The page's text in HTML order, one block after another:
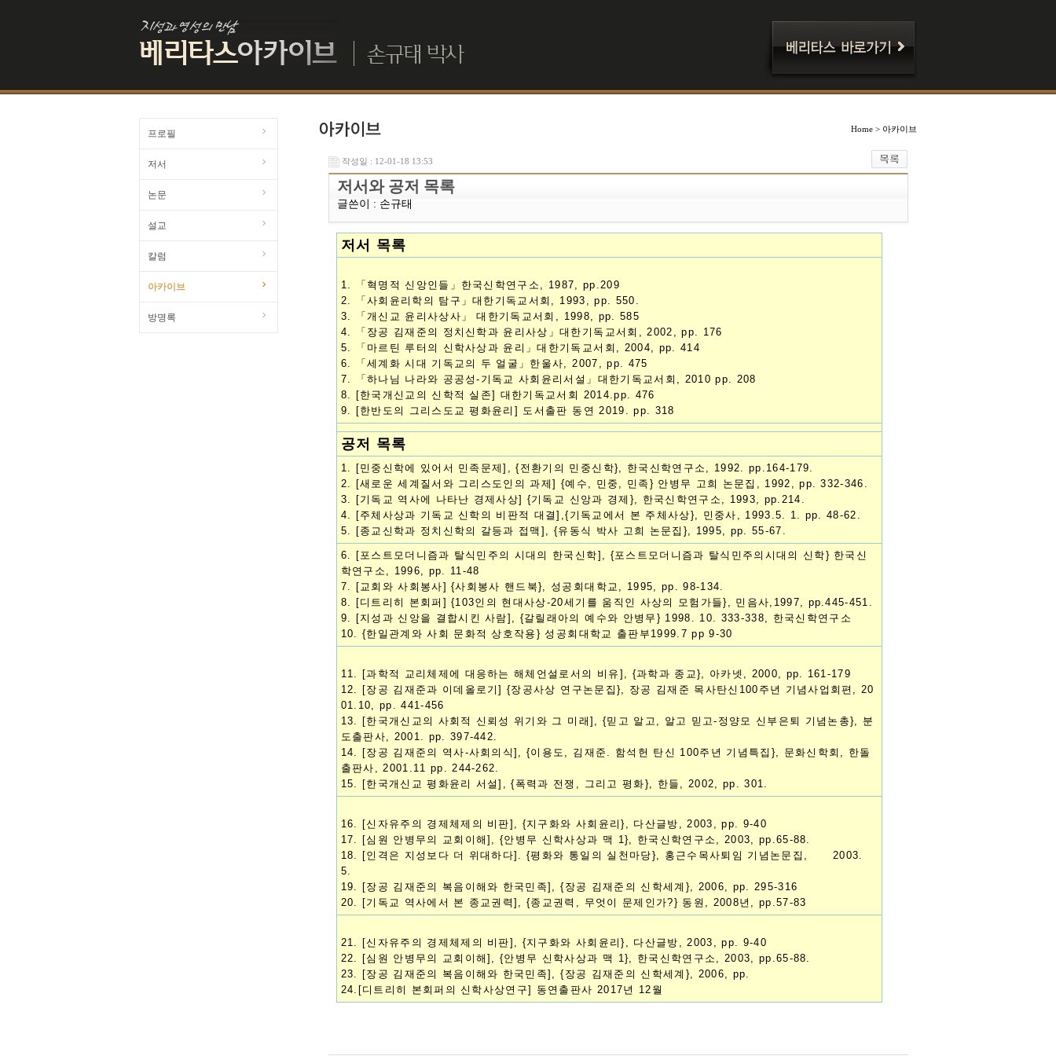
프로필
저서
논문
설교
칼럼
아카이브
방명록
Home > 아카이브
작성일 : 12-01-18 13:53
저서와 공저 목록
글쓴이 : 손규태
저서 목록
1. 「혁명적 신앙인들」한국신학연구소, 1987, pp.209
2. 「사회윤리학의 탐구」대한기독교서회, 1993, pp. 550.
3. 「개신교 윤리사상사」 대한기독교서회, 1998, pp. 585
4. 「장공 김재준의 정치신학과 윤리사상」대한기독교서회, 2002, pp. 176
5. 「마르틴 루터의 신학사상과 윤리」대한기독교서회, 2004, pp. 414
6. 「세계화 시대 기독교의 두 얼굴」한울사, 2007, pp. 475
7. 「하나님 나라와 공공성-기독교 사회윤리서설」대한기독교서회, 2010 pp. 208
8. [한국개신교의 신학적 실존] 대한기독교서회 2014.pp. 476
9. [한반도의 그리스도교 평화윤리] 도서출판 동연 2019. pp. 318
공저 목록
1. [민중신학에 있어서 민족문제], {전환기의 민중신학}, 한국신학연구소, 1992. pp.164-179.
2. [새로운 세계질서와 그리스도인의 과제] {예수, 민중, 민족} 안병무 고희 논문집, 1992, pp. 332-346.
3. [기독교 역사에 나타난 경제사상] {기독교 신앙과 경제}, 한국신학연구소, 1993, pp.214.
4. [주체사상과 기독교 신학의 비판적 대결],{기독교에서 본 주체사상}, 민중사, 1993.5. 1. pp. 48-62.
5. [종교신학과 정치신학의 갈등과 접맥], {유동식 박사 고희 논문집}, 1995, pp. 55-67.
6. [포스트모더니즘과 탈식민주의 시대의 한국신학], {포스트모더니즘과 탈식민주의시대의 신학} 한국신
학연구소, 1996, pp. 11-48
7. [교회와 사회봉사] {사회봉사 핸드북}, 성공회대학교, 1995, pp. 98-134.
8. [디트리히 본회퍼] {103인의 현대사상-20세기를 움직인 사상의 모험가들}, 민음사,1997, pp.445-451.
9. [지성과 신앙을 결합시킨 사람], {갈릴래아의 예수와 안병무} 1998. 10. 333-338, 한국신학연구소
10. {한일관계와 사회 문화적 상호작용} 성공회대학교 출판부1999.7 pp 9-30
11. [과학적 교리체제에 대응하는 해체언설로서의 비유], {과학과 종교}, 아카넷, 2000, pp. 161-179
12. [장공 김재준과 이데올로기] {장공사상 연구논문집}, 장공 김재준 목사탄신100주년 기념사업회편, 20
01.10, pp. 441-456
13. [한국개신교의 사회적 신뢰성 위기와 그 미래], {믿고 알고, 알고 믿고-정양모 신부은퇴 기념논총}, 분
도출판사, 2001. pp. 397-442.
14. [장공 김재준의 역사-사회의식], {이용도, 김재준. 함석헌 탄신 100주년 기념특집}, 문화신학회, 한돌
출판사, 2001.11 pp. 244-262.
15. [한국개신교 평화윤리 서설], {폭력과 전쟁, 그리고 평화}, 한들, 2002, pp. 301.
16. [신자유주의 경제체제의 비판], {지구화와 사회윤리}, 다산글방, 2003, pp. 9-40
17. [심원 안병무의 교회이해], {안병무 신학사상과 맥 1}, 한국신학연구소, 2003, pp.65-88.
18. [인격은 지성보다 더 위대하다]. {평화와 통일의 실천마당}, 홍근수목사퇴임 기념논문집, 2003.
5.
19. [장공 김재준의 복음이해와 한국민족], {장공 김재준의 신학세계}, 2006, pp. 295-316
20. [기독교 역사에서 본 종교권력], {종교권력, 무엇이 문제인가?} 동원, 2008년, pp.57-83
21. [신자유주의 경제체제의 비판], {지구화와 사회윤리}, 다산글방, 2003, pp. 9-40
22. [심원 안병무의 교회이해], {안병무 신학사상과 맥 1}, 한국신학연구소, 2003, pp.65-88.
23. [장공 김재준의 복음이해와 한국민족], {장공 김재준의 신학세계}, 2006, pp.
24.[디트리히 본회퍼의 신학사상연구] 동연출판사 2017년 12월